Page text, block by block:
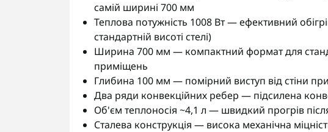
самій ширині 700 мм
Теплова потужність 1008 Вт — ефективний
стандартній висоті стелі)
Ширина 700 мм — компактний формат для
приміщень
Глибина 100 мм — помірний виступ від стіни
Два ряди конвекційних ребер — підсилена
Об'єм теплоносія ~4,1 л — швидкий прогрів
Сталева конструкція — висока механічна